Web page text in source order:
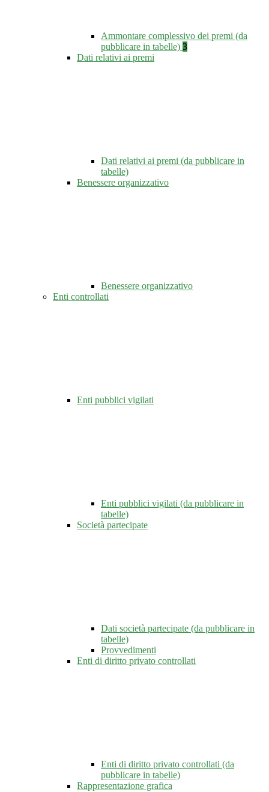
Ammontare complessivo dei premi (da
pubblicare in tabelle) 3
Dati relativi ai premi
Dati relativi ai premi (da pubblicare in
tabelle)
Benessere organizzativo
Benessere organizzativo
Enti controllati
Enti pubblici vigilati
Enti pubblici vigilati (da pubblicare in
tabelle)
Società partecipate
Dati società partecipate (da pubblicare in
tabelle)
Provvedimenti
Enti di diritto privato controllati
Enti di diritto privato controllati (da
pubblicare in tabelle)
Rappresentazione grafica